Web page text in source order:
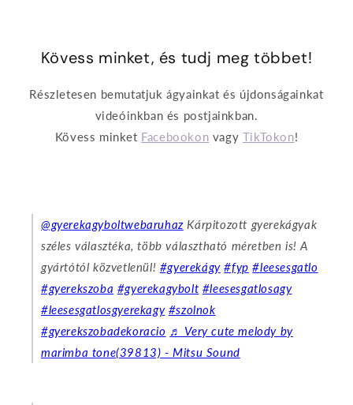
Kövess minket, és tudj meg többet!
Részletesen bemutatjuk ágyainkat és újdonságainkat
videóinkban és postjainkban.
Kövess minket Facebookon vagy TikTokon!
@gyerekagyboltwebaruhazKárpitozott gyerekágyak
széles választéka, több választható méretben is! A
gyártótól közvetlenül! #gyerekágy #fyp #leesesgatlo
#gyerekszoba #gyerekagybolt #leesesgatlosagy
#leesesgatlosgyerekagy #szolnok
#gyerekszobadekoracio ♬ Very cute melody by
marimba tone(39813) - Mitsu Sound